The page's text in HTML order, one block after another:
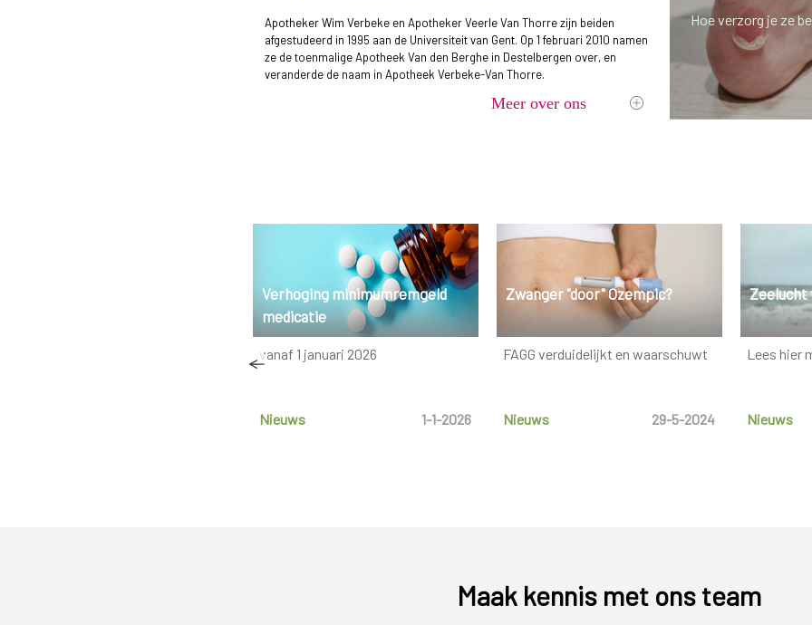
Apotheker Wim Verbeke en Apotheker Veerle Van Thorre zijn beiden
afgestudeerd in 1995 aan de Universiteit van Gent. Op 1 februari 2010 namen
ze de toenmalige Apotheek Van den Berghe in Destelbergen over, en
veranderde de naam in Apotheek Verbeke-Van Thorre.
Meer over ons
Hoe verzorg je ze
Verhoging minimumremgeld
medicatie
vanaf 1 januari 2026
Nieuws 1-1-2026
Zwanger "door" Ozempic?
FAGG verduidelijkt en waarschuwt
Nieuws 29-5-2024
Zeelucht
Lees hier
Nieuws
Maak kennis met ons team